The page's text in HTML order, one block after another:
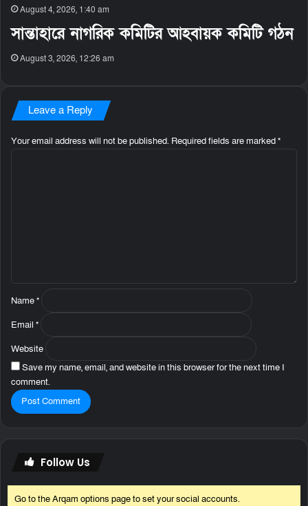
August 4, 2026, 1:40 am
সান্তাহারে নাগরিক কমিটির আহবায়ক কমিটি গঠন
August 3, 2026, 12:26 am
Leave a Reply
Your email address will not be published. Required fields are marked*
Name*
Email *
Website
Save my name, email, and website in this browser for the next time I
comment.
Follow Us
Go to the Arqam options page to set your social accounts.